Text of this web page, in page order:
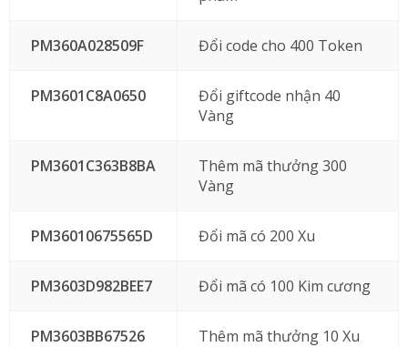
PM360A028509F Đổi code cho 400 Token
PM3601C8A0650
Đổi giftcode nhận 40
Vàng
PM3601C363B8BA
Thêm mã thưởng 300
Vàng
PM36010675565D Đổi mã có 200 Xu
PM3603D982BEE7 Đổi mã có 100 Kim cương
PM3603BB67526 Thêm mã thưởng 10 Xu